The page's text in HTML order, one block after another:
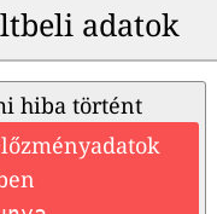
adatok
hiba történt